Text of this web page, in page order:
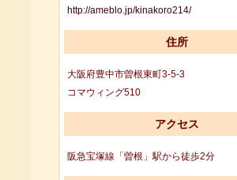
http://ameblo.jp/kinakoro214/
住所
大阪府豊中市曽根東町3-5-3
コマウィング510
アクセス
阪急宝塚線「曽根」駅から徒歩2分